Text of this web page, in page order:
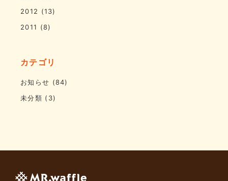
2012 (13)
2011 (8)
カテゴリ
お知らせ (84)
未分類 (3)